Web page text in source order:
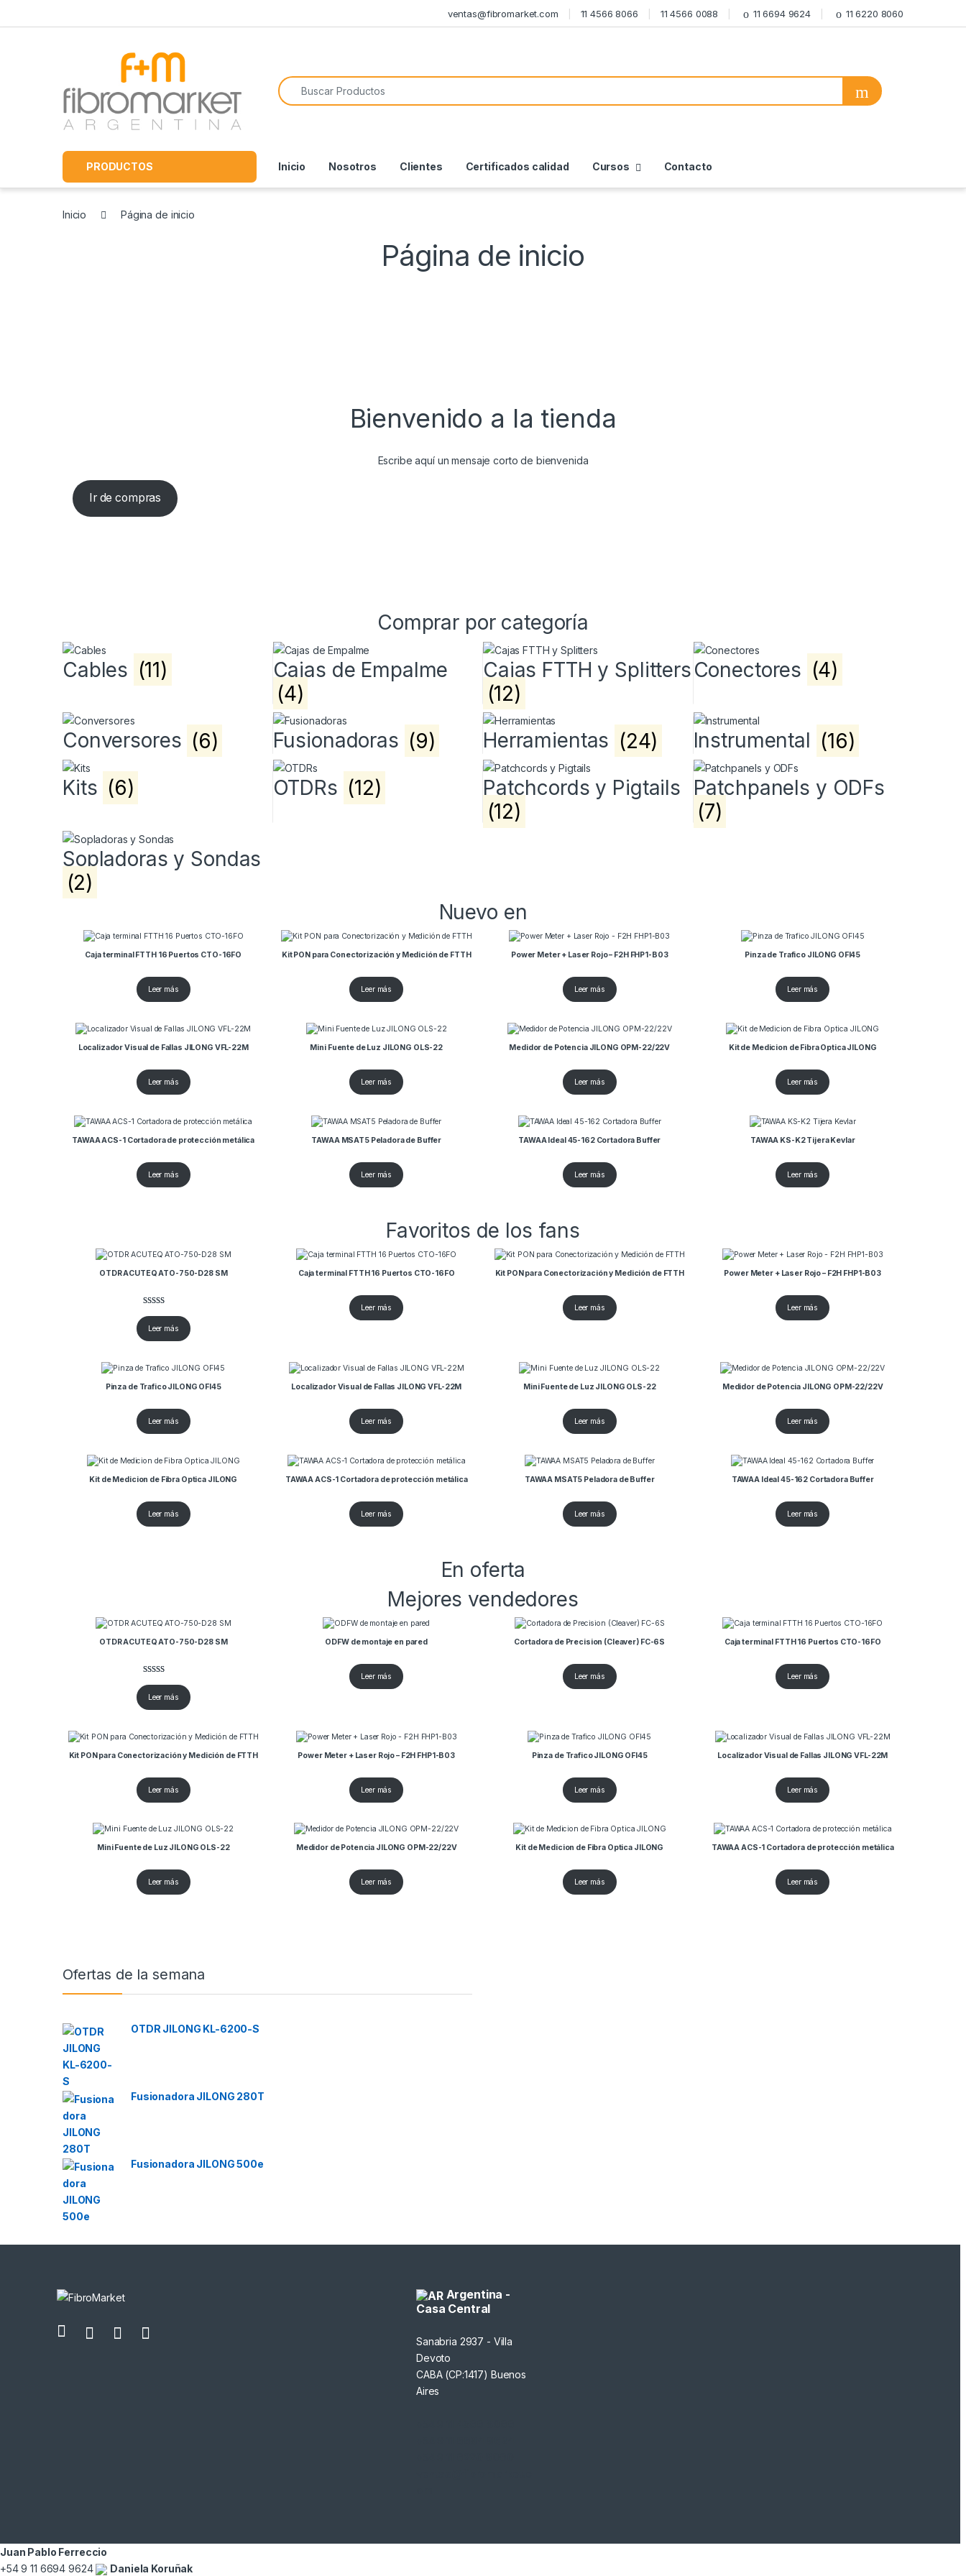
ventas@fibromarket.com 11 4566 8066 11 4566 0088 11 6694 9624 11 6220 8060
Search for:
PRODUCTOS Inicio Nosotros Clientes Certificados calidad Cursos Contacto
Inicio Página de inicio
Página de inicio
Bienvenido a la tienda
Escribe aquí un mensaje corto de bienvenida
Ir de compras
Comprar por categoría
Cables (11)
Cajas de Empalme
(4)
Cajas FTTH y Splitters
(12)
Conectores (4)
Conversores (6) Fusionadoras (9) Herramientas (24) Instrumental (16)
Kits (6) OTDRs (12)
Patchcords y Pigtails
(12)
Patchpanels y ODFs
(7)
Sopladoras y Sondas
(2)
Nuevo en
Caja terminal FTTH 16 Puertos CTO-16FO
Leer más
Kit PON para Conectorización y Medición de FTTH
Leer más
Power Meter + Laser Rojo – F2H FHP1-B03
Leer más
Pinza de Trafico JILONG OFI45
Leer más
Localizador Visual de Fallas JILONG VFL-22M
Leer más
Mini Fuente de Luz JILONG OLS-22
Leer más
Medidor de Potencia JILONG OPM-22/22V
Leer más
Kit de Medicion de Fibra Optica JILONG
Leer más
TAWAA ACS-1 Cortadora de protección metálica
Leer más
TAWAA MSAT5 Peladora de Buffer
Leer más
TAWAA Ideal 45-162 Cortadora Buffer
Leer más
TAWAA KS-K2 Tijera Kevlar
Leer más
Favoritos de los fans
OTDR ACUTEQ ATO-750-D28 SM
n de un
Leer más
Caja terminal FTTH 16 Puertos CTO-16FO
Leer más
Kit PON para Conectorización y Medición de FTTH
Leer más
Power Meter + Laser Rojo – F2H FHP1-B03
Leer más
Pinza de Trafico JILONG OFI45
Leer más
Localizador Visual de Fallas JILONG VFL-22M
Leer más
Mini Fuente de Luz JILONG OLS-22
Leer más
Medidor de Potencia JILONG OPM-22/22V
Leer más
Kit de Medicion de Fibra Optica JILONG
Leer más
TAWAA ACS-1 Cortadora de protección metálica
Leer más
TAWAA MSAT5 Peladora de Buffer
Leer más
TAWAA Ideal 45-162 Cortadora Buffer
Leer más
En oferta
Mejores vendedores
OTDR ACUTEQ ATO-750-D28 SM
n de un
Leer más
ODFW de montaje en pared
Leer más
Cortadora de Precision (Cleaver) FC-6S
Leer más
Caja terminal FTTH 16 Puertos CTO-16FO
Leer más
Kit PON para Conectorización y Medición de FTTH
Leer más
Power Meter + Laser Rojo – F2H FHP1-B03
Leer más
Pinza de Trafico JILONG OFI45
Leer más
Localizador Visual de Fallas JILONG VFL-22M
Leer más
Mini Fuente de Luz JILONG OLS-22
Leer más
Medidor de Potencia JILONG OPM-22/22V
Leer más
Kit de Medicion de Fibra Optica JILONG
Leer más
TAWAA ACS-1 Cortadora de protección metálica
Leer más
Brands Carousel
Ofertas de la semana
OTDR JILONG KL-6200-S
Fusionadora JILONG 280T
Fusionadora JILONG 500e
Argentina -
Casa Central
Sanabria 2937 - Villa
Devoto
CABA (CP:1417) Buenos
Aires
Juan Pablo Ferreccio
+54 9 11 6694 9624
Daniela Koruñak